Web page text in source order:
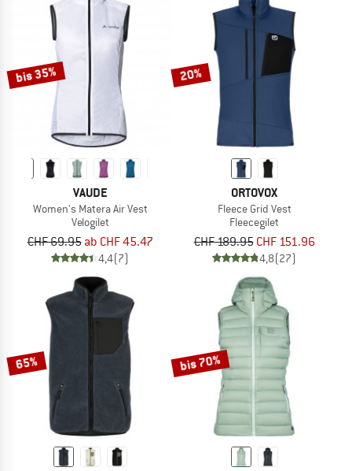
bis 35%
VAUDE
Women's Matera Air Vest
Velogilet
CHF 69.95 ab CHF 45.47
4,4(7)
20%
ORTOVOX
Fleece Grid Vest
Fleecegilet
CHF 189.95 CHF 151.96
4,8(27)
65% bis 70%